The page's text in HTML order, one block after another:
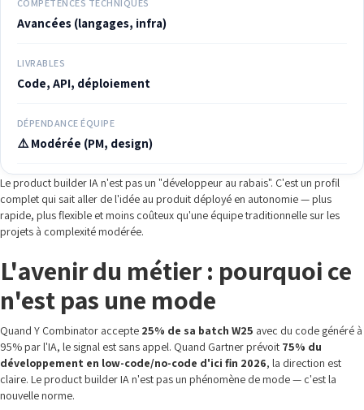
COMPÉTENCES TECHNIQUES
Avancées (langages, infra)
LIVRABLES
Code, API, déploiement
DÉPENDANCE ÉQUIPE
⚠️ Modérée (PM, design)
Le product builder IA n'est pas un "développeur au rabais". C'est un profil
complet qui sait aller de l'idée au produit déployé en autonomie — plus
rapide, plus flexible et moins coûteux qu'une équipe traditionnelle sur les
projets à complexité modérée.
L'avenir du métier : pourquoi ce
n'est pas une mode
Quand Y Combinator accepte 25% de sa batch W25 avec du code généré à
95% par l'IA, le signal est sans appel. Quand Gartner prévoit 75% du
développement en low-code/no-code d'ici fin 2026, la direction est
claire. Le product builder IA n'est pas un phénomène de mode — c'est la
nouvelle norme.